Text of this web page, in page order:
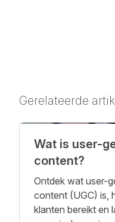
Gerelateerde
Wat is user-
content?
Ontdek wat user-
content (UGC) is,
klanten bereikt en